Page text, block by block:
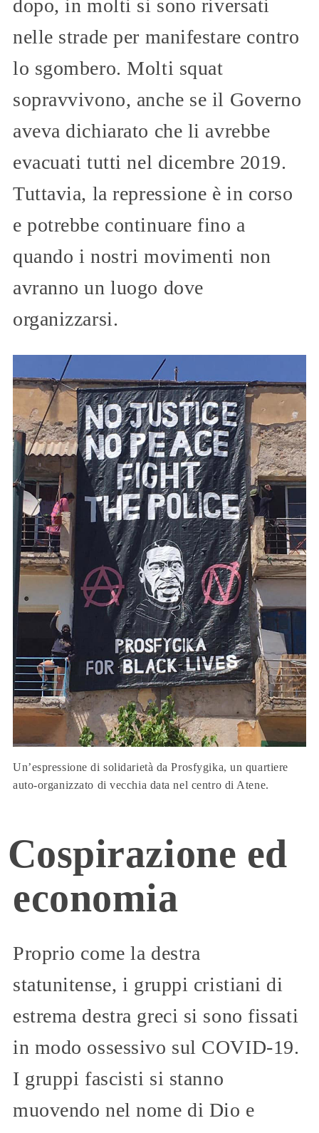
dopo, in molti si sono riversati
nelle strade per manifestare contro
lo sgombero. Molti squat
sopravvivono, anche se il Governo
aveva dichiarato che li avrebbe
evacuati tutti nel dicembre 2019.
Tuttavia, la repressione è in corso
e potrebbe continuare fino a
quando i nostri movimenti non
avranno un luogo dove
organizzarsi.
Un’espressione di solidarietà da Prosfygika, un quartiere
auto-organizzato di vecchia data nel centro di Atene.
Cospirazione ed
economia
Proprio come la destra
statunitense, i gruppi cristiani di
estrema destra greci si sono fissati
in modo ossessivo sul COVID-19.
I gruppi fascisti si stanno
muovendo nel nome di Dio e